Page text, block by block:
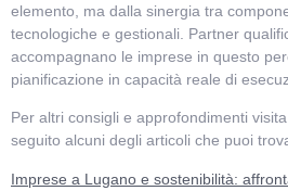
elemento, ma dalla sinergia tra
tecnologiche e gestionali. Partner
accompagnano le imprese in questo
pianificazione in capacità reale di
Per altri consigli e approfondimenti
seguito alcuni degli articoli che puoi
Imprese a Lugano e sostenibilità: